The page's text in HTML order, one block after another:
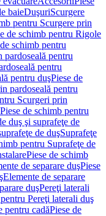
baieDuşuriScurgere
pentru Scurgere prin
de schimb pentru Rigole
schimb pentru
pardoseală pentru
pentru
pentru duşPiese de
pardoseală pentru
Scurgeri prin
Piese de schimb pentru
duş şi suprafeţe de
de duşSuprafeţe
pentru Suprafeţe de
Piese de schimb
de separare duşPiese
Elemente de separare
duşPereţi laterali
Pereţi laterali duş
pentru cadăPiese de